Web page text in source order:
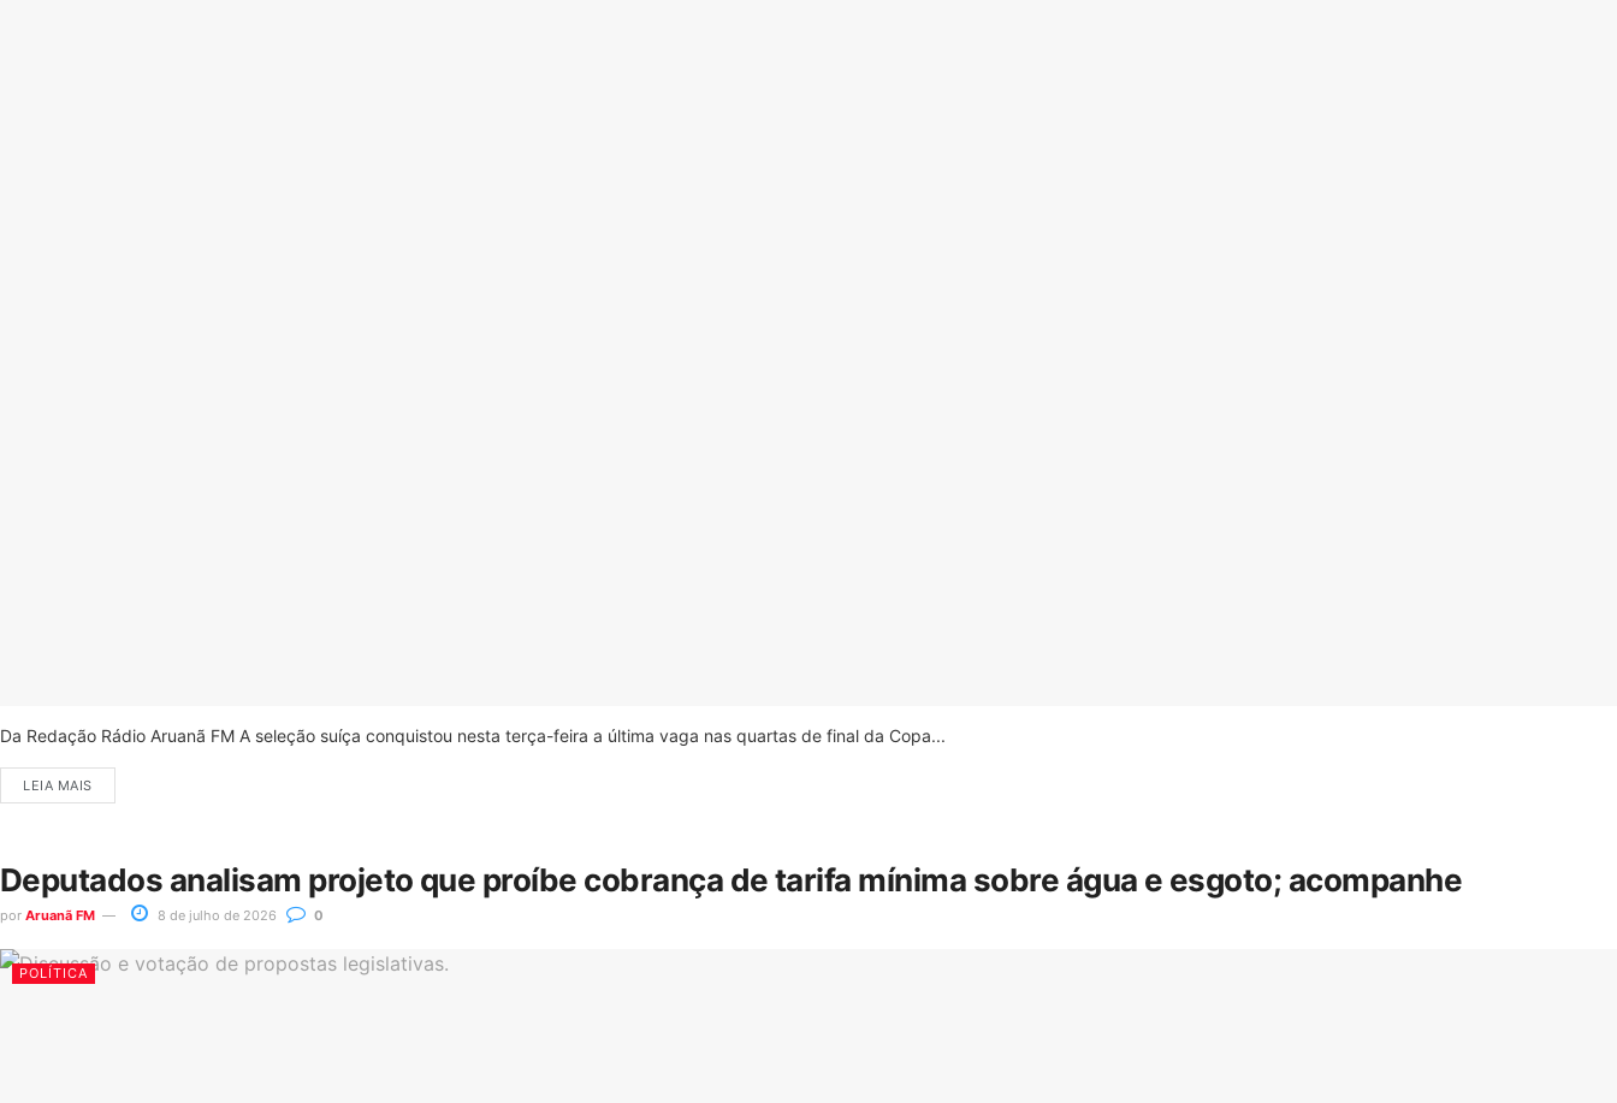
Da Redação Rádio Aruanã FM A seleção suíça conquistou nesta terça-feira a última vaga nas quartas de final da Copa...
LEIA MAIS
Deputados analisam projeto que proíbe cobrança de tarifa mínima sobre água e esgoto; acompanhe
por Aruanã FM 8 de julho de 2026 0
POLÍTICA